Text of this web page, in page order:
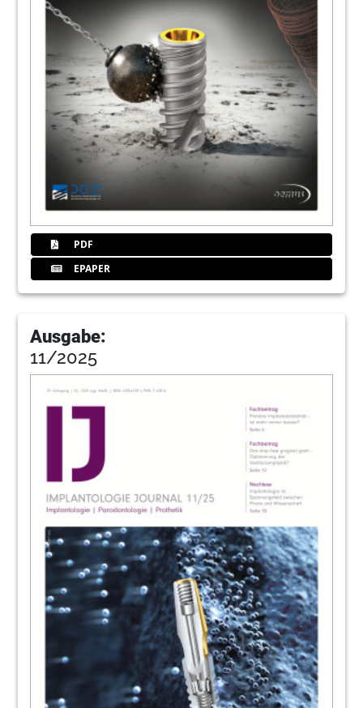
PDF
EPAPER
Ausgabe:
11/2025